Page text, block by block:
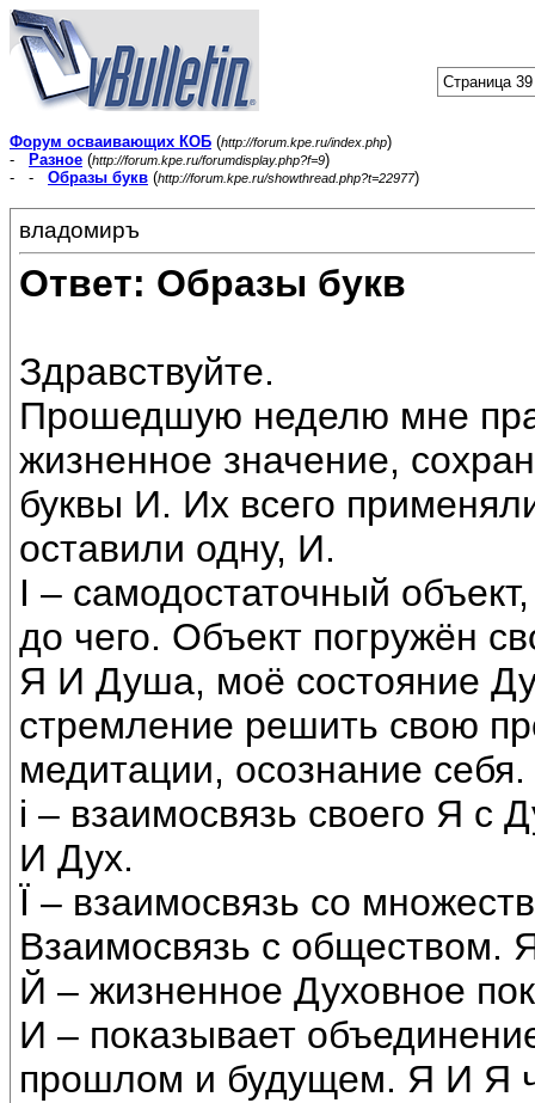
Страница
Форум осваивающих КОБ (http://forum.kpe.ru/index.php)
-
Разное (http://forum.kpe.ru/forumdisplay.php?f=9)
- - Образы букв (http://forum.kpe.ru/showthread.php?t=22977)
владомиръ
Ответ: Образы букв
Здравствуйте.
Прошедшую неделю мне
жизненное значение,
буквы И. Их всего
оставили одну, И.
I – самодостаточный
до чего. Объект погружён
Я И Душа, моё состояние
стремление решить свою
медитации, осознание
i – взаимосвязь своего Я с
И Дух.
Ї – взаимосвязь со
Взаимосвязь с обществом.
Й – жизненное Духовное
И – показывает
прошлом и будущем. Я И Я